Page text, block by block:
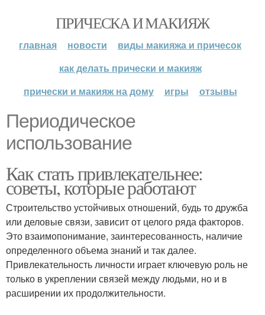
ПРИЧЕСКА И МАКИЯЖ
главная новости
виды макияжа и причесок
как делать прически и макияж
прически и макияж на дому
игры отзывы
Периодическое
использование
Как стать привлекательнее:
советы, которые работают
Строительство устойчивых отношений, будь то дружба
или деловые связи, зависит от целого ряда факторов.
Это взаимопонимание, заинтересованность, наличие
определенного объема знаний и так далее.
Привлекательность личности играет ключевую роль не
только в укреплении связей между людьми, но и в
расширении их продолжительности.